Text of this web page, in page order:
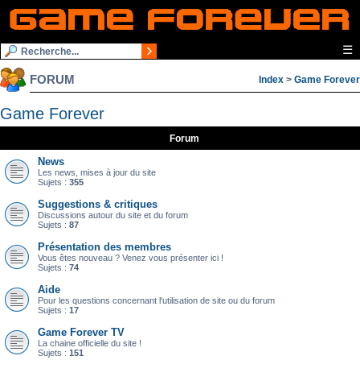
☰
FORUM Index > Game Forever
Game Forever
Forum
News
Les news, mises à jour du site
Sujets : 355
Suggestions & critiques
Discussions autour du site et du forum
Sujets : 87
Présentation des membres
Vous êtes nouveau ? Venez vous présenter ici !
Sujets : 74
Aide
Pour les questions concernant l'utilisation de site ou du forum
Sujets : 17
Game Forever TV
La chaine officielle du site !
Sujets : 151